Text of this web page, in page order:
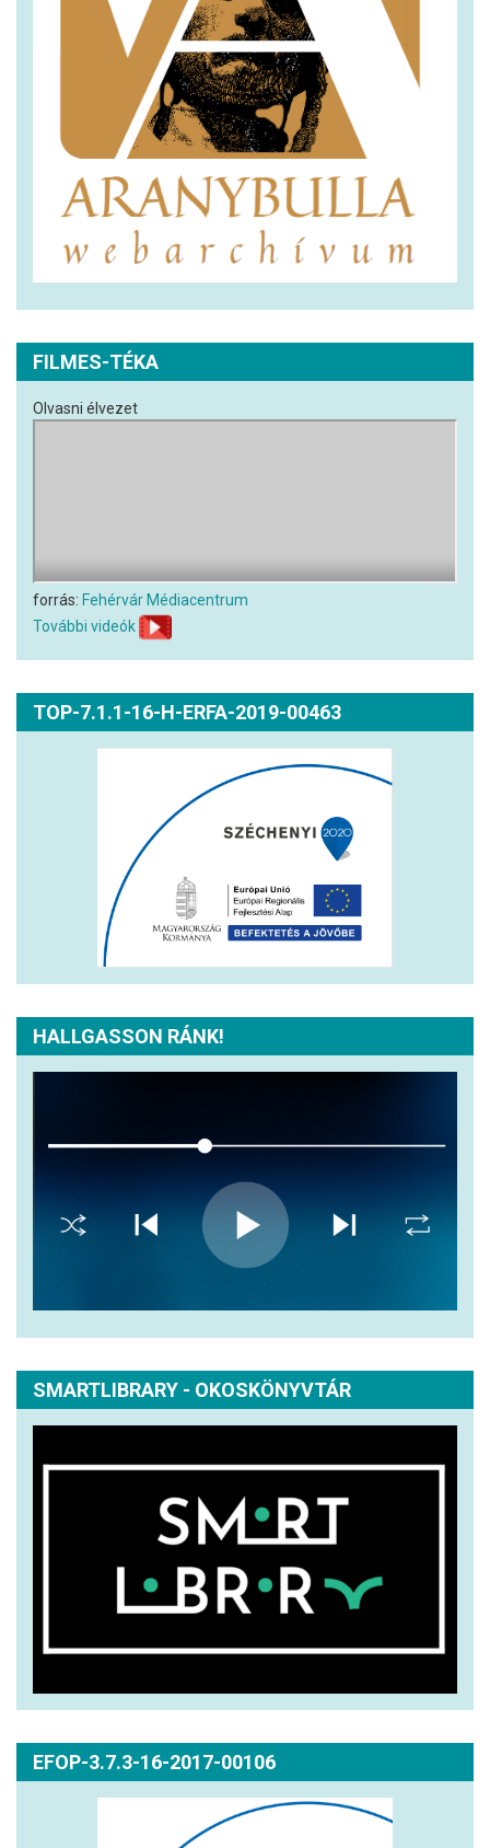
FILMES-TÉKA
Olvasni élvezet
forrás: Fehérvár Médiacentrum
További videók
TOP-7.1.1-16-H-ERFA-2019-00463
HALLGASSON RÁNK!
SMARTLIBRARY - OKOSKÖNYVTÁR
EFOP-3.7.3-16-2017-00106